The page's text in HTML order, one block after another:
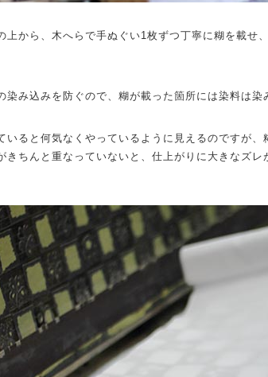
上から、木へらで手ぬぐい1枚ずつ丁寧に糊を載
染み込みを防ぐので、糊が載った箇所には染料は染
いると何気なくやっているように見えるのですが
きちんと重なっていないと、仕上がりに大きなズレ